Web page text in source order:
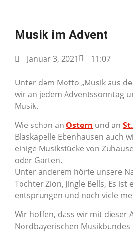
Musik im Advent
Januar 3, 2021 11:07
Unter dem Motto „Musik aus
wir an jedem Adventssonntag
Musik.
Wie schon an Ostern und an
Blaskapelle Ebenhausen auch
einige Musikstücke von
oder Garten.
Unter anderem hörte unsere
Tochter Zion, Jingle Bells, Es ist
entsprungen und noch viele
Wir hoffen, dass wir mit dieser
Nordbayerischen Musikbundes